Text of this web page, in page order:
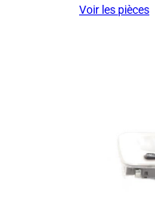
Voir les pièces